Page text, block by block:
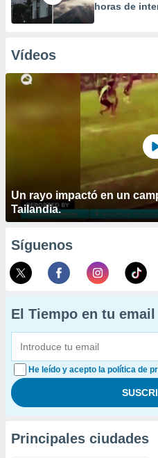
horas de
Vídeos
Un rayo impactó en un
Tailandia.
Síguenos
El Tiempo en tu email
He leído y acepto la política de
Principales ciudades